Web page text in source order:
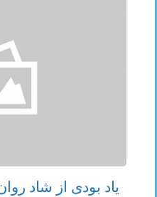
یاد بودی از شاد